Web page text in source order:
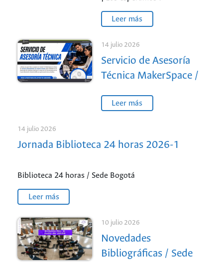
Leer más
14 julio 2026
Servicio de Asesoría
Técnica MakerSpace /
Leer más
14 julio 2026
Jornada Biblioteca 24 horas 2026-1
Biblioteca 24 horas / Sede Bogotá
Leer más
10 julio 2026
Novedades
Bibliográficas / Sede